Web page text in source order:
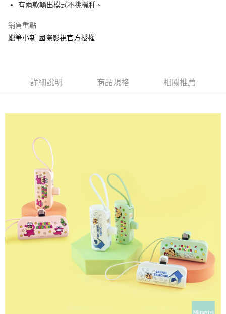
相關說明
AFTEE先享後付是「在收到商品之後才付款」的支付方式。 讓您購物簡單
便利好安心！
【「AFTEE先享後付」結帳流程】
※ 請注意：結帳手續完成當下不需立刻繳費，但若您需要取消訂單，請聯絡
購買商品的店家。未經商家同意取消之訂單仍視為有效，需透過AFTEE先享
後付繳納相關費用。
※ 交易是否成功請以「AFTEE先享後付 」之結帳頁面顯示為準，若有關於
是否繳費成功／繳費後需取消欲退款等相關疑問，請聯繫「AFTEE先享後付
客戶支援中心」
https://netprotections.freshdesk.com/support/home
【注意事項】
１．透過由恩沛科技股份有限公司提供之「AFTEE先享後付」服務完成之交
易，需依本服務之必要範圍內提供個人資料，並將交易相關給付款項請求債
權轉讓予恩沛科技股份有限公司。
２．關於個人資料處理事宜，請瀏覽以下網址：
https://aftee.tw/terms/#terms3
３．未成年的使用者請事先徵得法定代理人或監護人之同意方可使用
「AFTEE先享後付」，若未經同意申辦者引起之損失，本公司不負相關責
４．使用「AFTEE先享後付」時，將依據個別帳號之用戶狀況，依本公司即
時審查核予不同之上限額度；若仍有額度不足之情形，本公司將視審查結果
５．嚴禁一人註冊多個帳號或使用他人資訊註冊。若發現惡意使用之情形，
ATM付款
每筆NT$60，滿NT$499(含以上)免運費
每筆NT$60，滿NT$499(含以上)免運費
每筆NT$60，滿NT$499(含以上)免運費
付款後7-11取貨
每筆NT$60，滿NT$499(含以上)免運費
每筆NT$120，滿NT$499(含以上)免運費
有兩款輸出模式不挑機種。
銷售重點
蠟筆小新 國際影視官方授權
詳細說明 商品規格 相關推薦